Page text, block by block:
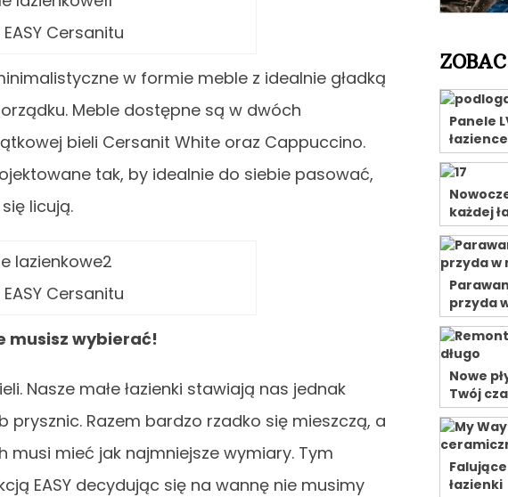
Cersanitu
w formie meble z idealnie gładką
Meble dostępne są w dwóch
bieli Cersanit White oraz Cappuccino.
tak, by idealnie do siebie pasować,
licują.
Cersanitu
musisz wybierać!
Nasze małe łazienki stawiają nas jednak
Razem bardzo rzadko się mieszczą, a
musi mieć jak najmniejsze wymiary. Tym
EASY decydując się na wannę nie musimy
Panele
łazience
każdej
przyda
Nowe
Twój
łazienki